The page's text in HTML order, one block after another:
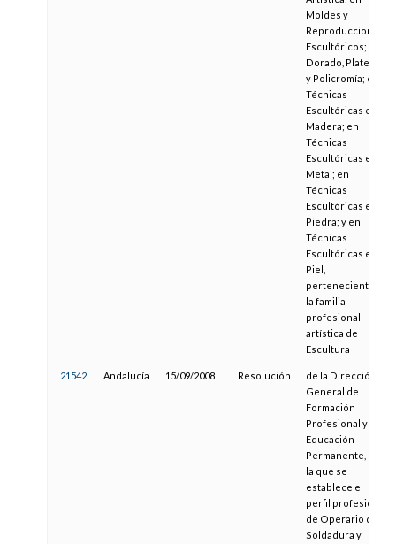
Moldes y
Reproducciones
Escultóricos; en
Dorado, Plateado
y Policromía; en
Técnicas
Escultóricas en
Madera; en
Técnicas
Escultóricas en
Metal; en
Técnicas
Escultóricas en
Piedra; y en
Técnicas
Escultóricas en
Piel,
pertenecientes a
la familia
profesional
artística de
Escultura
21542 Andalucía 15/09/2008 Resolución
de la Dirección
General de
Formación
Profesional y
Educación
Permanente, por
la que se
establece el
perfil profesional
de Operario de
Soldadura y